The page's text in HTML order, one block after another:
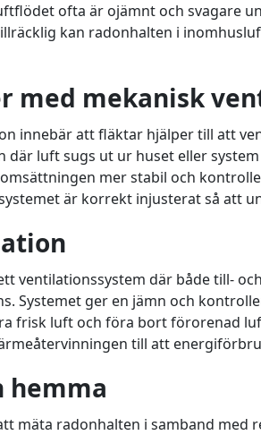
ofta är ojämnt och svagare
kan radonhalten i
med mekanisk
innebär att fläktar hjälper till att
luft sugs ut ur huset eller
mer stabil och
är korrekt injusterat så att
ventilationssystem där både till-
Systemet ger en jämn och
frisk luft och föra bort förorenad
till att
hemma
mäta radonhalten i samband med